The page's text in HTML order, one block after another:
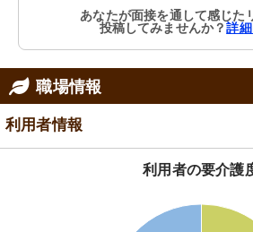
あなたが面接を通して感じた
投稿してみませんか？詳
職場情報
利用者情報
利用者の要介護